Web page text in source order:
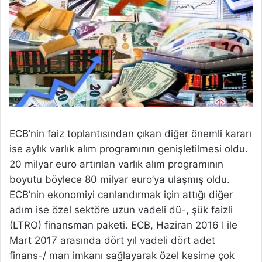
ECB’nin faiz toplantısından çıkan diğer önemli kararı
ise aylık varlık alım programının genişletilmesi oldu.
20 milyar euro artırılan varlık alım programının
boyutu böylece 80 milyar euro’ya ulaşmış oldu.
ECB’nin ekonomiyi canlandırmak için attığı diğer
adım ise özel sektöre uzun vadeli dü-, şük faizli
(LTRO) finansman paketi. ECB, Haziran 2016 I ile
Mart 2017 arasında dört yıl vadeli dört adet
finans-/ man imkanı sağlayarak özel kesime çok